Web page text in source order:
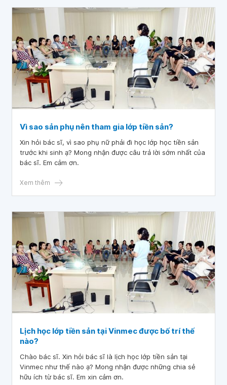
Vì sao sản phụ nên tham gia lớp tiền sản?
Xin hỏi bác sĩ, vì sao phụ nữ phải đi học lớp học tiền sản
trước khi sinh ạ? Mong nhận được câu trả lời sớm nhất của
bác sĩ. Em cảm ơn.
Xem thêm
Lịch học lớp tiền sản tại Vinmec được bố trí thế
nào?
Chào bác sĩ. Xin hỏi bác sĩ là lịch học lớp tiền sản tại
Vinmec như thế nào ạ? Mong nhận được những chia sẻ
hữu ích từ bác sĩ. Em xin cảm ơn.